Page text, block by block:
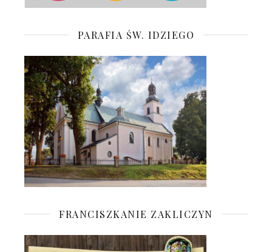
PARAFIA ŚW. IDZIEGO
FRANCISZKANIE ZAKLICZYN